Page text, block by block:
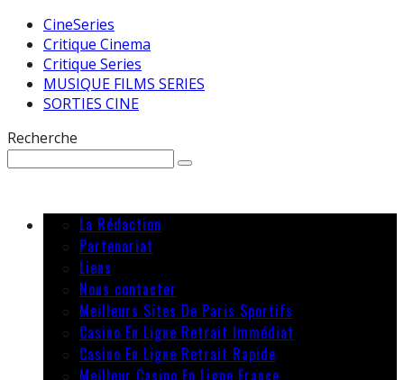
CineSeries
Critique Cinema
Critique Series
MUSIQUE FILMS SERIES
SORTIES CINE
Recherche
La Rédaction
Partenariat
Liens
Nous contacter
Meilleurs Sites De Paris Sportifs
Casino En Ligne Retrait Immédiat
Casino En Ligne Retrait Rapide
Meilleur Casino En Ligne France